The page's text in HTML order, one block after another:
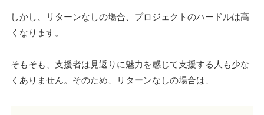
しかし、リターンなしの場合、プロジェクトのハードルは高
くなります。
そもそも、支援者は見返りに魅力を感じて支援する人も少な
くありません。そのため、リターンなしの場合は、